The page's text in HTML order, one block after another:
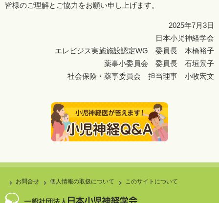
皆様のご理解とご協力をお願い申し上げます。
2025年7月3日
日本小児神経学会
エレビジス実施施設認定WG 委員長 本橋裕子
薬事小委員会 委員長 石垣景子
社会保険・薬事委員会 担当理事 小牧宏文
お問合せ 個人情報の取扱について このサイトについて